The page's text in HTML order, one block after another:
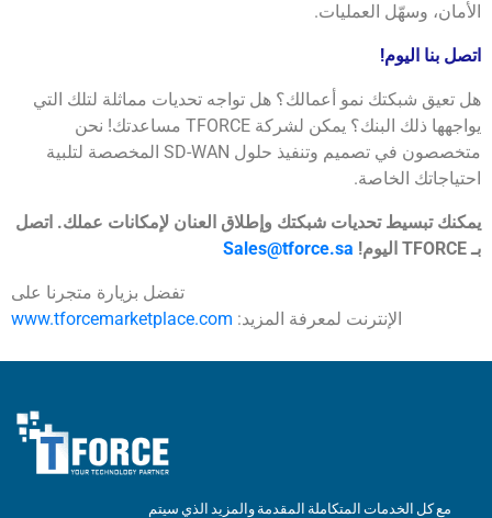
الأمان، وسهّل العمليات.
اتصل بنا اليوم!
هل تعيق شبكتك نمو أعمالك؟ هل تواجه تحديات مماثلة لتلك التي
يواجهها ذلك البنك؟ يمكن لشركة TFORCE مساعدتك! نحن
متخصصون في تصميم وتنفيذ حلول SD-WAN المخصصة لتلبية
احتياجاتك الخاصة.
يمكنك تبسيط تحديات شبكتك وإطلاق العنان لإمكانات عملك. اتصل
بـ TFORCE اليوم!
Sales@tforce.sa
تفضل بزيارة متجرنا على
الإنترنت لمعرفة المزيد: www.tforcemarketplace.com
مع كل الخدمات المتكاملة المقدمة والمزيد الذي سيتم